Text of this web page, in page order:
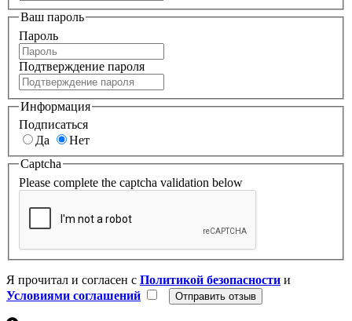
Ваш пароль
Пароль
Подтверждение пароля
Информация
Подписаться
Да
Нет
Captcha
Please complete the captcha validation below
Я прочитал и согласен с Политикой безопасности и
Условиями соглашений